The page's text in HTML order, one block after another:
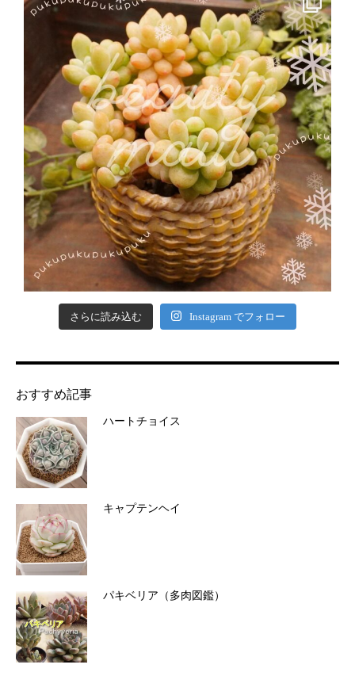
さらに読み込む Instagram でフォロー
おすすめ記事
ハートチョイス
キャプテンヘイ
パキベリア（多肉図鑑）